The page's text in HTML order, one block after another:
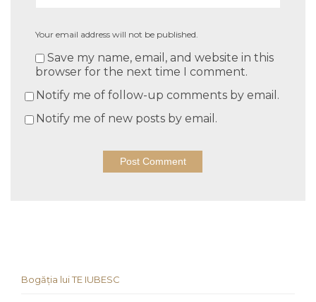
Your email address will not be published.
Save my name, email, and website in this
browser for the next time I comment.
Notify me of follow-up comments by email.
Notify me of new posts by email.
Bogăția lui TE IUBESC